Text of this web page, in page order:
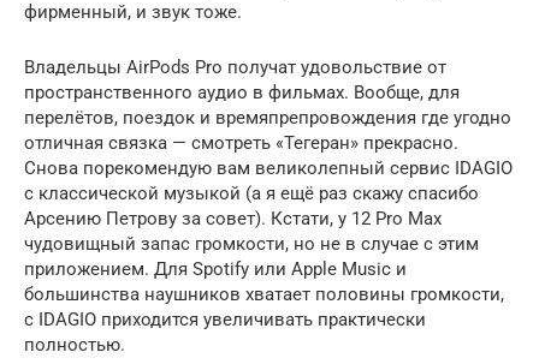
фирменный, и звук тоже.
Владельцы AirPods Pro получат удовольствие от
пространственного аудио в фильмах. Вообще, для
перелётов, поездок и времяпрепровождения где угодно
отличная связка — смотреть «Тегеран» прекрасно.
Снова порекомендую вам великолепный сервис IDAGIO
с классической музыкой (а я ещё раз скажу спасибо
Арсению Петрову за совет). Кстати, у 12 Pro Max
чудовищный запас громкости, но не в случае с этим
приложением. Для Spotify или Apple Music и
большинства наушников хватает половины громкости,
с IDAGIO приходится увеличивать практически
полностью.